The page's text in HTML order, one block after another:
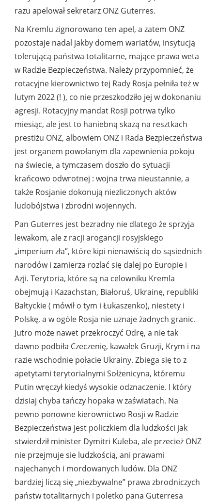
razu apelował sekretarz ONZ Guterres.
Na Kremlu zignorowano ten apel, a zatem ONZ
pozostaje nadal jakby domem wariatów, insytucją
tolerującą państwa totalitarne, mające prawa weta
w Radzie Bezpieczeństwa. Należy przypomnieć, że
rotacyjne kierownictwo tej Rady Rosja pełniła też w
lutym 2022 (! ), co nie przeszkodziło jej w dokonaniu
agresji. Rotacyjny mandat Rosji potrwa tylko
miesiąc, ale jest to haniebną skazą na resztkach
prestiżu ONZ, albowiem ONZ i Rada Bezpieczeństwa
jest organem powołanym dla zapewnienia pokoju
na świecie, a tymczasem doszło do sytuacji
krańcowo odwrotnej : wojna trwa nieustannie, a
także Rosjanie dokonują niezliczonych aktów
ludobójstwa i zbrodni wojennych.
Pan Guterres jest bezradny nie dlatego że sprzyja
lewakom, ale z racji arogancji rosyjskiego
„imperium zła”, które kipi nienawiścią do sąsiednich
narodów i zamierza rozlać się dalej po Europie i
Azji. Terytoria, które są na celowniku Kremla
obejmują i Kazachstan, Białoruś, Ukrainę, republiki
Bałtyckie ( mówił o tym i Łukaszenko), niestety i
Polskę, a w ogóle Rosja nie uznaje żadnych granic.
Jutro może nawet przekroczyć Odrę, a nie tak
dawno podbiła Czeczenię, kawałek Gruzji, Krym i na
razie wschodnie połacie Ukrainy. Zbiega się to z
apetytami terytorialnymi Sołżenicyna, któremu
Putin wręczył kiedyś wysokie odznaczenie. I który
dzisiaj chyba tańczy hopaka w zaświatach. Na
pewno ponowne kierownictwo Rosji w Radzie
Bezpieczeństwa jest policzkiem dla ludzkości jak
stwierdził minister Dymitri Kuleba, ale przecież ONZ
nie przejmuje sie ludzkością, ani prawami
najechanych i mordowanych ludów. Dla ONZ
bardziej liczą się „niezbywalne” prawa zbrodniczych
państw totalitarnych i poletko pana Guterresa